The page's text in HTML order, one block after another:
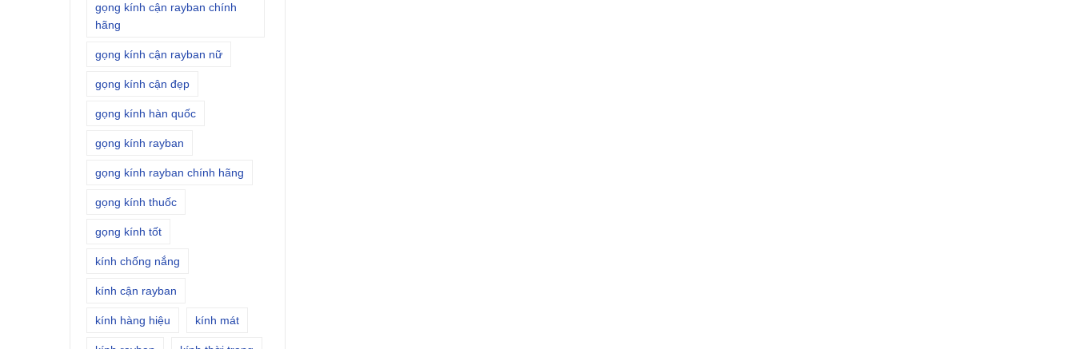
gọng kính cận rayban chính
hãng
gọng kính cận rayban nữ
gọng kính cận đẹp
gọng kính hàn quốc
gọng kính rayban
gọng kính rayban chính hãng
gọng kính thuốc
gọng kính tốt
kính chống nắng
kính cận rayban
kính hàng hiệu kính mát